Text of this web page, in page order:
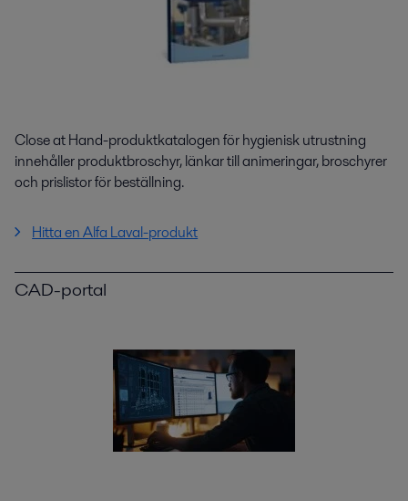
Close at Hand-produktkatalogen för hygienisk utrustning
innehåller produktbroschyr, länkar till animeringar, broschyrer
och prislistor för beställning.
Hitta en Alfa Laval-produkt
CAD-portal